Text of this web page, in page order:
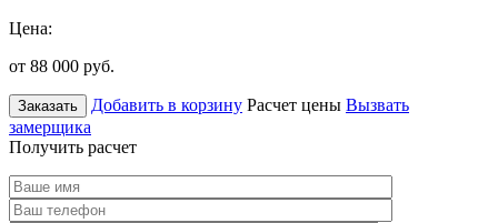
Цена:
от 88 000 руб.
Заказать Добавить в корзину Расчет цены Вызвать
замерщика
Получить расчет